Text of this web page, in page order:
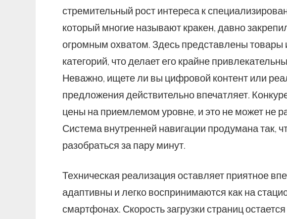
стремительный рост интереса к
который многие называют кракен, давно
огромным охватом. Здесь представлены товары
категорий, что делает его крайне
Неважно, ищете ли вы цифровой контент или
предложения действительно впечатляет.
цены на приемлемом уровне, и это не может не
Система внутренней навигации продумана так,
разобраться за пару минут.
Техническая реализация оставляет приятное
адаптивны и легко воспринимаются как на
смартфонах. Скорость загрузки страниц